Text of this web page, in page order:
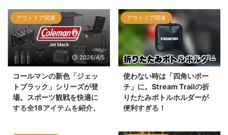
アウトドア関連
2026/4/5
コールマンの新色「ジェッ
トブラック」シリーズが登
場。スポーツ観戦を快適に
する全18アイテムを紹介。
アウトドア関連
2026/2/28
使わない時は「四角いポー
チ」に。Stream Trailの折
りたたみボトルホルダーが
便利すぎる！
Trail（ストリームトレイル）」か